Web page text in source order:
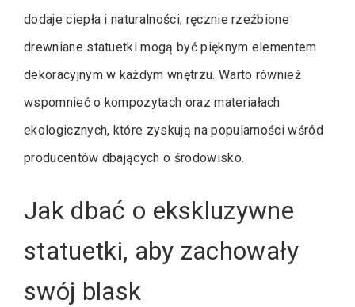
dodaje ciepła i naturalności; ręcznie rzeźbione
drewniane statuetki mogą być pięknym elementem
dekoracyjnym w każdym wnętrzu. Warto również
wspomnieć o kompozytach oraz materiałach
ekologicznych, które zyskują na popularności wśród
producentów dbających o środowisko.
Jak dbać o ekskluzywne
statuetki, aby zachowały
swój blask